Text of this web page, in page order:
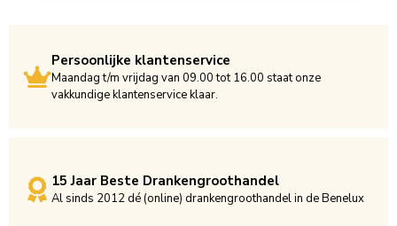
Persoonlijke klantenservice
Maandag t/m vrijdag van 09.00 tot 16.00 staat onze
vakkundige klantenservice klaar.
15 Jaar Beste Drankengroothandel
Al sinds 2012 dé (online) drankengroothandel in de Benelux